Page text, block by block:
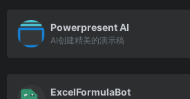
Powerpresent AI
AI创建精美的演示稿
ExcelFormulaBot